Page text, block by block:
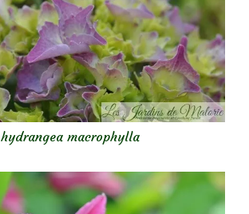
hydrangea macrophylla